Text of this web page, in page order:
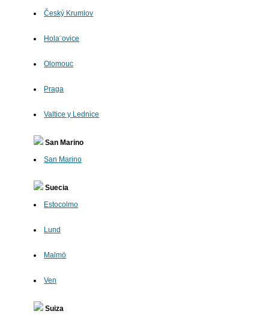
Český Krumlov
Hola¨ovice
Olomouc
Praga
Valtice y Lednice
San Marino
San Marino
Suecia
Estocolmo
Lund
Malmö
Ven
Suiza